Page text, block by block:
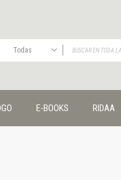
Todas
Publicaciones
Editorial
E-BOOKS RIDAA